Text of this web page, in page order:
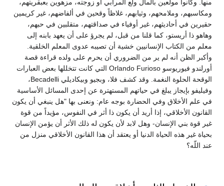
منها. وكانوا مولعين بالمال ولع المرابي أو زوجته، مزهوين بعبقريتهم،
ومكاسبهم، وملامحهم، وثيابهم، غلاظاً وقحين في ألفاضهم، غير كريمين
حقيرين في أحاديثهم، غير أوفياء في صداقتهم، متقلبين في حبهم،
وهاهو ذا أريستو، كما قلنا من قبل، لم يجرؤ على أن يعهد بابنه إلى
معلم من الكتاب الإنسانيين خشية أن تصيبه عدوى المعلم الخلقية.
وأكبر الظن أنه لم ير من الضروري أن يحرم على ولده قراءة قصة
أورلندو فيوريوسو Orlando Furioso التي كانت تتخللها بعض العبارات
الوقحة الحلوة النغمة. وقد كشف فلا، وبجيو وبيكاديلي Becadelli،
وفيليفو بإيجاز يبلغ في حياتهم المستهترة عن إحدى المسائل الأساسية
في علم الأخلاق وفي الحضارة بوجه عام: ونعنى بها "هل ينبغي أن يكون
القانون الأخلاقي، إذا أريد أن يكون ذا أثر في النفوس، مؤيداً من قوة
غير قوة بني الإنسان- وهل لابد لأن يكون له ذلك الأثر أن يؤمن الإنسان
بحياة غير هذه الحياة الدنيا أو يعتقد أن هذا القانون الأخلاقي منزل من
عند اللّه؟